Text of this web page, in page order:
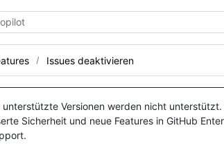
Issues deaktivieren
unterstützte Versionen werden nicht
Sicherheit und neue Features in GitHub